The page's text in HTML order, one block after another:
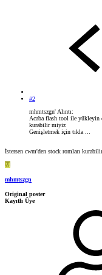
#2
mhmtszgn' Alıntı:
Acaba flash tool ile yükleyin
kurabilir miyiz
Genişletmek için tıkla ...
İstersen cwm'den stock romları
M
mhmtszgn
Original poster
Kayıtlı Üye